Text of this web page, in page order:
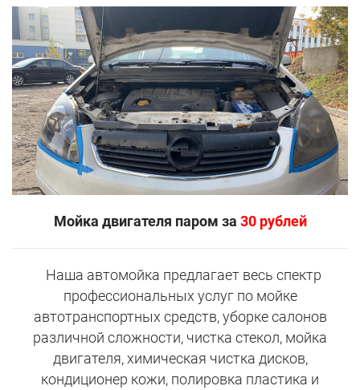
Мойка двигателя паром за 30 рублей
Наша автомойка предлагает весь спектр
профессиональных услуг по мойке
автотранспортных средств, уборке салонов
различной сложности, чистка стекол, мойка
двигателя, химическая чистка дисков,
кондиционер кожи, полировка пластика и